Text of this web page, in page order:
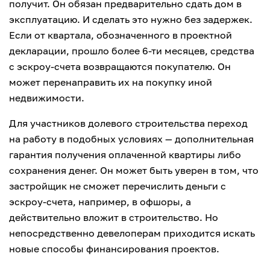
получит. Он обязан предварительно сдать дом в
эксплуатацию. И сделать это нужно без задержек.
Если от квартала, обозначенного в проектной
декларации, прошло более 6-ти месяцев, средства
с эскроу-счета возвращаются покупателю. Он
может перенаправить их на покупку иной
недвижимости.
Для участников долевого строительства переход
на работу в подобных условиях — дополнительная
гарантия получения оплаченной квартиры либо
сохранения денег. Он может быть уверен в том, что
застройщик не сможет перечислить деньги с
эскроу-счета, например, в офшоры, а
действительно вложит в строительство. Но
непосредственно девелоперам приходится искать
новые способы финансирования проектов.